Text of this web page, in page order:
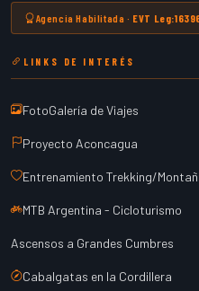
Agencia Habilitada · EVT
LINKS DE INTERÉS
FotoGalería de Viajes
Proyecto Aconcagua
Entrenamiento Trekking/
MTB Argentina - Cicloturismo
Ascensos a Grandes Cumbres
Cabalgatas en la Cordillera